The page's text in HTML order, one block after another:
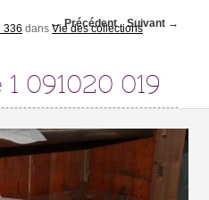
Navigation des
← Précédent Suivant →
091020 019
336 dansVie des collections